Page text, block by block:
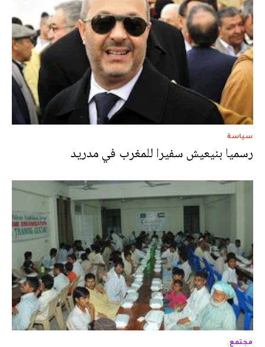
سياسة
رسميا بنيعيش سفيرا للمغرب في مدريد
مجتمع